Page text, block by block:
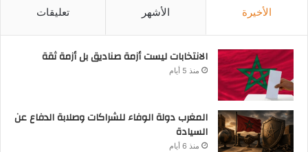
الأخيرة الأشهر تعليقات
الانتخابات ليست أزمة صناديق بل أزمة ثقة
منذ 5 أيام
المغرب دولة الوفاء للشراكات وصلابة الدفاع عن
السيادة
منذ 6 أيام